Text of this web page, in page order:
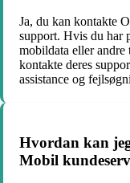
Ja, du kan kontakte
support. Hvis du har
mobildata eller andre
kontakte deres
assistance og
Hvordan kan
Mobil